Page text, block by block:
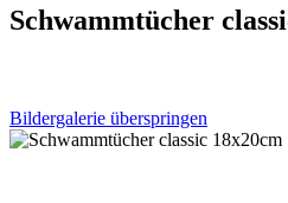
Schwammtücher
Bildergalerie überspringen